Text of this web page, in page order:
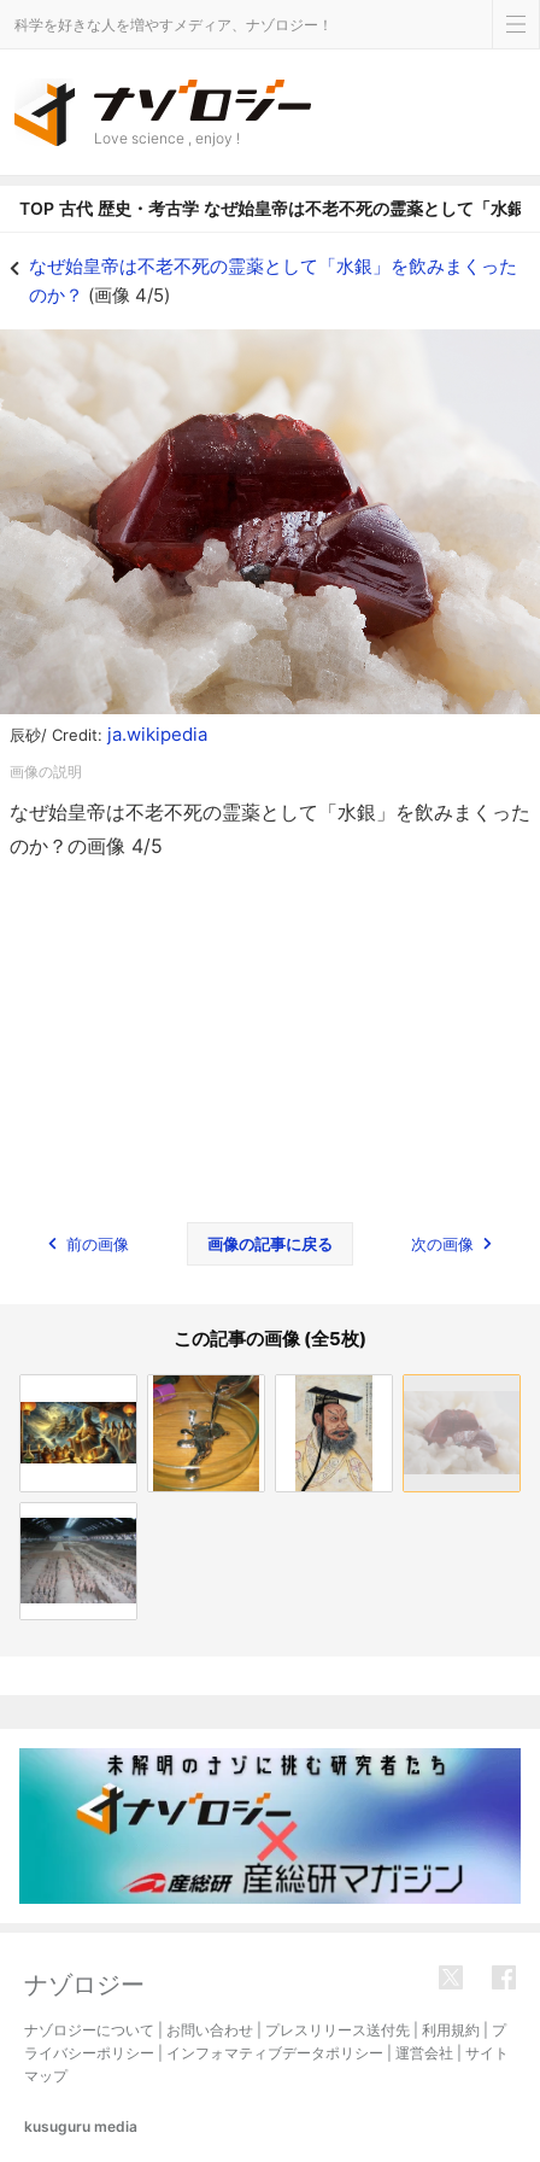
科学を好きな人を増やすメディア、ナゾロジー！
Love science , enjoy !
TOP 古代 歴史・考古学 なぜ始皇帝は不老不死の霊薬として「水銀
なぜ始皇帝は不老不死の霊薬として「水銀」を飲みまくった
のか？ (画像 4/5)
辰砂/ Credit: ja.wikipedia
なぜ始皇帝は不老不死の霊薬として「水銀」を飲みまくった
のか？の画像 4/5
前の画像 画像の記事に戻る 次の画像
この記事の画像 (全5枚)
ナゾロジー
ナゾロジーについて お問い合わせ プレスリリース送付先 利用規約
プ
ライバシーポリシー
インフォマティブデータポリシー 運営会社
サイト
マップ
kusuguru media